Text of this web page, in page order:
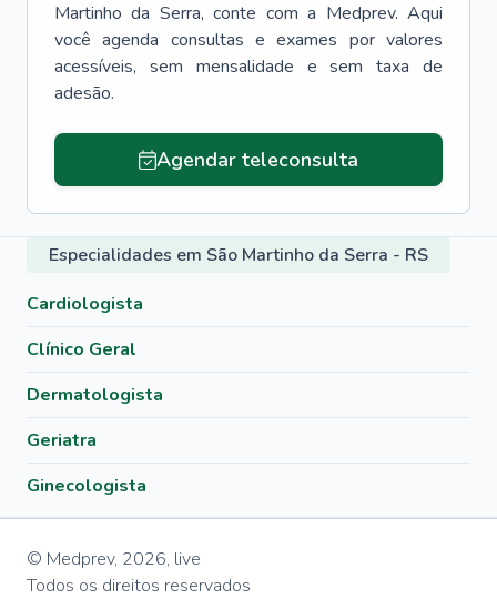
Martinho da Serra, conte com a Medprev. Aqui
você agenda consultas e exames por valores
acessíveis, sem mensalidade e sem taxa de
adesão.
Agendar teleconsulta
Especialidades em São Martinho da Serra - RS
Cardiologista
Clínico Geral
Dermatologista
Geriatra
Ginecologista
© Medprev, 2026, live
Todos os direitos reservados